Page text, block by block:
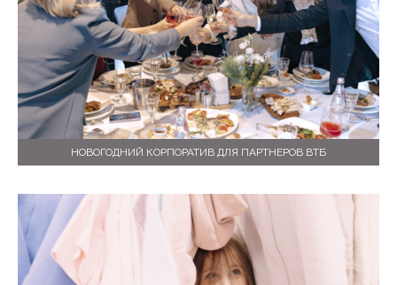
НОВОГОДНИЙ КОРПОРАТИВ ДЛЯ ПАРТНЕРОВ ВТБ